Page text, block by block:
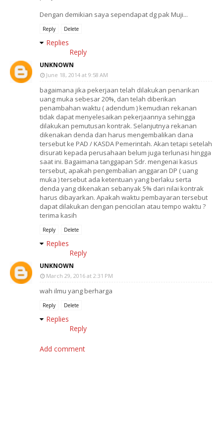
Dengan demikian saya sependapat dg pak Muji...
Reply Delete
Replies
Reply
UNKNOWN
June 18, 2014 at 9:58 AM
bagaimana jika pekerjaan telah dilakukan penarikan
uang muka sebesar 20%, dan telah diberikan
penambahan waktu ( adendum ) kemudian rekanan
tidak dapat menyelesaikan pekerjaannya sehingga
dilakukan pemutusan kontrak. Selanjutnya rekanan
dikenakan denda dan harus mengembalikan dana
tersebut ke PAD / KASDA Pemerintah. Akan tetapi setelah
disurati kepada perusahaan belum juga terlunasi hingga
saat ini. Bagaimana tanggapan Sdr. mengenai kasus
tersebut, apakah pengembalian anggaran DP ( uang
muka ) tersebut ada ketentuan yang berlaku serta
denda yang dikenakan sebanyak 5% dari nilai kontrak
harus dibayarkan. Apakah waktu pembayaran tersebut
dapat dilakukan dengan pencicilan atau tempo waktu ?
terima kasih
Reply Delete
Replies
Reply
UNKNOWN
March 29, 2016 at 2:31 PM
wah ilmu yang berharga
Reply Delete
Replies
Reply
Add comment